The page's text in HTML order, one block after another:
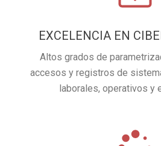
EXCELENCIA EN
Altos grados de
accesos y registros de
laborales, operativos y